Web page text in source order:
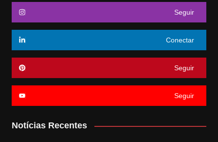
Seguir
Conectar
Seguir
Seguir
Notícias Recentes